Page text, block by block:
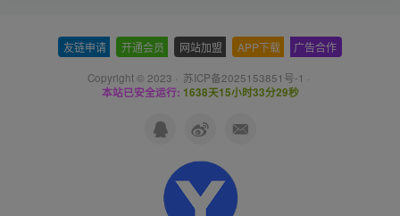
友链申请 开通会员 网站加盟 APP下载 广告合作
Copyright © 2023 · 苏ICP备2025153851号-1 ·
本站已安全运行: 1638天15小时33分29秒